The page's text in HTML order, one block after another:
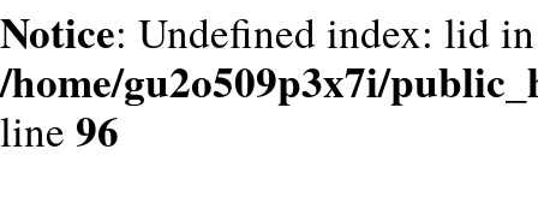
Notice: Undefined index: lid in
/home/gu2o509p3x7i/
line 96